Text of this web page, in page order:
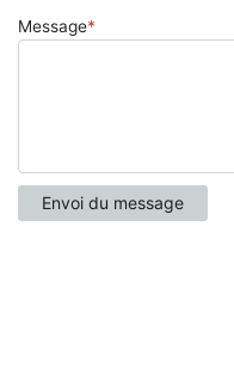
Message*